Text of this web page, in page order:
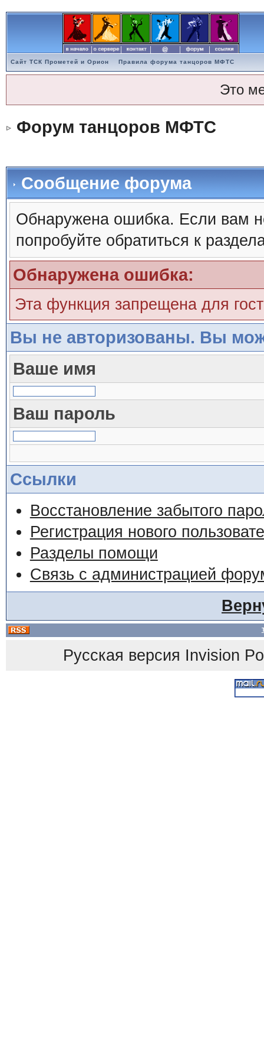
Сайт ТСК Прометей и Орион Правила форума танцоров МФТС
Это
Форум танцоров МФТС
Сообщение форума
Обнаружена ошибка. Если вам
попробуйте обратиться к
Обнаружена ошибка:
Эта функция запрещена для
Вы не авторизованы. Вы
Ваше имя
Ваш пароль
Ссылки
Восстановление забытого
Регистрация нового
Разделы помощи
Связь с администрацией
Русская версия Invision